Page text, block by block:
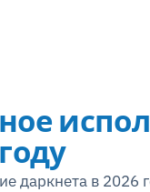
даркнета в 2026